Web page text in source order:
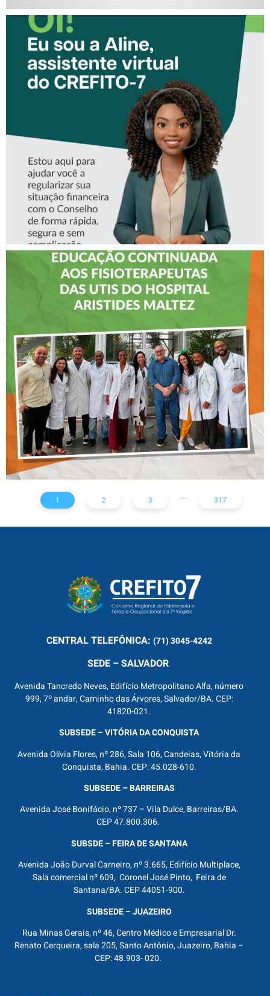
CONHEÇA A ‘ALINE’,
ASSISTENTE VIRTUAL DO
CREFITO-7
CREFITO-7 LEVA EDUCAÇÃO
CONTINUADA AOS
FISIOTERAPEUTAS DAS UTIs
DO HOSPITAL ARISTIDES
MALTEZ
1 2 3 ... 317
CENTRALTELEFÔNICA: (71) 3045-4242
SEDE – SALVADOR
Avenida Tancredo Neves, Edifício Metropolitano Alfa, número
999, 7º andar, Caminho das Árvores, Salvador/BA. CEP:
41820-021.
SUBSEDE – VITÓRIA DA CONQUISTA
Avenida Olívia Flores, nº 286, Sala 106, Candeias, Vitória da
Conquista, Bahia. CEP: 45.028-610.
SUBSEDE – BARREIRAS
Avenida José Bonifácio, nº 737 – Vila Dulce, Barreiras/BA.
CEP 47.800.306.
SUBSDE – FEIRA DE SANTANA
Avenida João Durval Carneiro, nº 3.665, Edifício Multiplace,
Sala comercial nº 609, Coronel José Pinto, Feira de
Santana/BA. CEP 44051-900.
SUBSEDE – JUAZEIRO
Rua Minas Gerais, nº 46, Centro Médico e Empresarial Dr.
Renato Cerqueira, sala 205, Santo Antônio, Juazeiro, Bahia –
CEP: 48.903- 020.